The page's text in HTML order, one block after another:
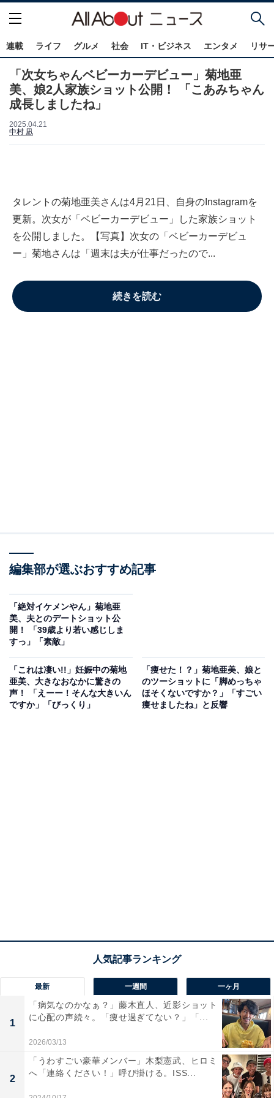
連載 ライフ グルメ 社会 IT・ビジネス エンタメ リサ
「次女ちゃんベビーカーデビュー」菊地亜
美、娘2人家族ショット公開！ 「こあみちゃん
成長しましたね」
2025.04.21
中村 凪
タレントの菊地亜美さんは4月21日、自身のInstagramを
更新。次女が「ベビーカーデビュー」した家族ショット
を公開しました。【写真】次女の「ベビーカーデビュ
ー」菊地さんは「週末は夫が仕事だったので...
続きを読む
編集部が選ぶおすすめ記事
「絶対イケメンやん」菊地亜
美、夫とのデートショット公
開！ 「39歳より若い感じしま
すっ」「素敵」
「これは凄い!!」妊娠中の菊地
亜美、大きなおなかに驚きの
声！ 「えーー！そんな大きいん
ですか」「びっくり」
「痩せた！？」菊地亜美、娘と
のツーショットに「脚めっちゃ
ほそくないですか？」「すごい
痩せましたね」と反響
最新 一週間 一ヶ月
1
「病気なのかなぁ？」藤木直人、近影ショット
に心配の声続々。「痩せ過ぎてない？」「...
2026/03/13
2
「うわすごい豪華メンバー」木梨憲武、ヒロミ
へ「連絡ください！」呼び掛ける。ISS...